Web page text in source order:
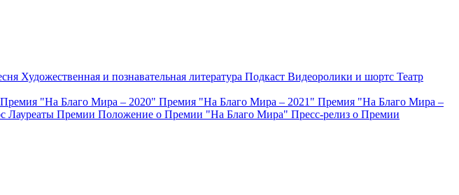
Художественная и познавательная литература Подкаст Видеоролики и шортс Театр
Премия "На Благо Мира – 2020" Премия "На Благо Мира – 2021" Премия "На Благо Мира –
Лауреаты Премии Положение о Премии "На Благо Мира" Пресс-релиз о Премии